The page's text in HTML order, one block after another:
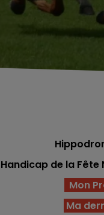
Handicap de la Fête
Mon
Ma